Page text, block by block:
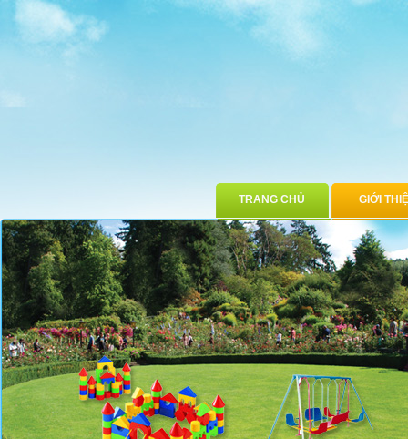
TRANG CHỦ GIỚI